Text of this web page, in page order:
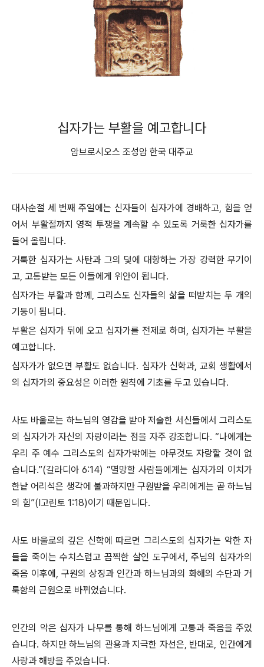
십자가는 부활을 예고합니다
암브로시오스 조성암 한국 대주교
대사순절 세 번째 주일에는 신자들이 십자가에 경배하고, 힘을 얻
어서 부활절까지 영적 투쟁을 계속할 수 있도록 거룩한 십자가를
들어 올립니다.
거룩한 십자가는 사탄과 그의 덫에 대항하는 가장 강력한 무기이
고, 고통받는 모든 이들에게 위안이 됩니다.
십자가는 부활과 함께, 그리스도 신자들의 삶을 떠받치는 두 개의
기둥이 됩니다.
부활은 십자가 뒤에 오고 십자가를 전제로 하며, 십자가는 부활을
예고합니다.
십자가가 없으면 부활도 없습니다. 십자가 신학과, 교회 생활에서
의 십자가의 중요성은 이러한 원칙에 기초를 두고 있습니다.
사도 바울로는 하느님의 영감을 받아 저술한 서신들에서 그리스도
의 십자가가 자신의 자랑이라는 점을 자주 강조합니다. “나에게는
우리 주 예수 그리스도의 십자가밖에는 아무것도 자랑할 것이 없
습니다.”(갈라디아 6:14) “멸망할 사람들에게는 십자가의 이치가
한낱 어리석은 생각에 불과하지만 구원받을 우리에게는 곧 하느님
의 힘”(I고린토 1:18)이기 때문입니다.
사도 바울로의 깊은 신학에 따르면 그리스도의 십자가는 악한 자
들을 죽이는 수치스럽고 끔찍한 살인 도구에서, 주님의 십자가의
죽음 이후에, 구원의 상징과 인간과 하느님과의 화해의 수단과 거
룩함의 근원으로 바뀌었습니다.
인간의 악은 십자가 나무를 통해 하느님에게 고통과 죽음을 주었
습니다. 하지만 하느님의 관용과 지극한 자선은, 반대로, 인간에게
사랑과 해방을 주었습니다.